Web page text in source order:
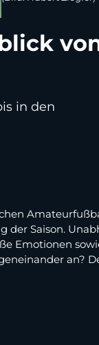
in den
der Saison.
Emotionen
an?